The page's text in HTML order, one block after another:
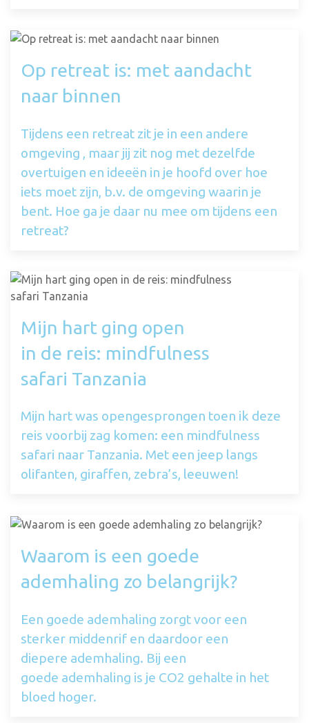
Op retreat is: met aandacht
naar binnen
Tijdens een retreat zit je in een andere
omgeving , maar jij zit nog met dezelfde
overtuigen en ideeën in je hoofd over hoe
iets moet zijn, b.v. de omgeving waarin je
bent. Hoe ga je daar nu mee om tijdens een
retreat?
Mijn hart ging open
in de reis: mindfulness
safari Tanzania
Mijn hart was opengesprongen toen ik deze
reis voorbij zag komen: een mindfulness
safari naar Tanzania. Met een jeep langs
olifanten, giraffen, zebra’s, leeuwen!
Waarom is een goede
ademhaling zo belangrijk?
Een goede ademhaling zorgt voor een
sterker middenrif en daardoor een
diepere ademhaling. Bij een
goede ademhaling is je CO2 gehalte in het
bloed hoger.